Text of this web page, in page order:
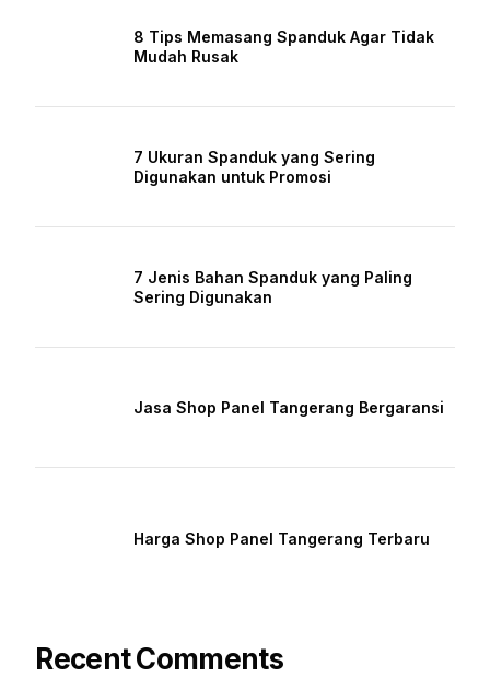
8 Tips Memasang Spanduk Agar Tidak
Mudah Rusak
7 Ukuran Spanduk yang Sering
Digunakan untuk Promosi
7 Jenis Bahan Spanduk yang Paling
Sering Digunakan
Jasa Shop Panel Tangerang Bergaransi
Harga Shop Panel Tangerang Terbaru
Recent Comments